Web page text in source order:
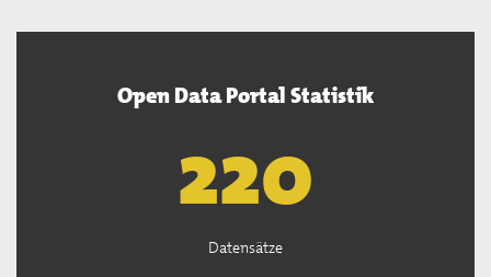
Open Data Portal Statistik
222
Datensätze